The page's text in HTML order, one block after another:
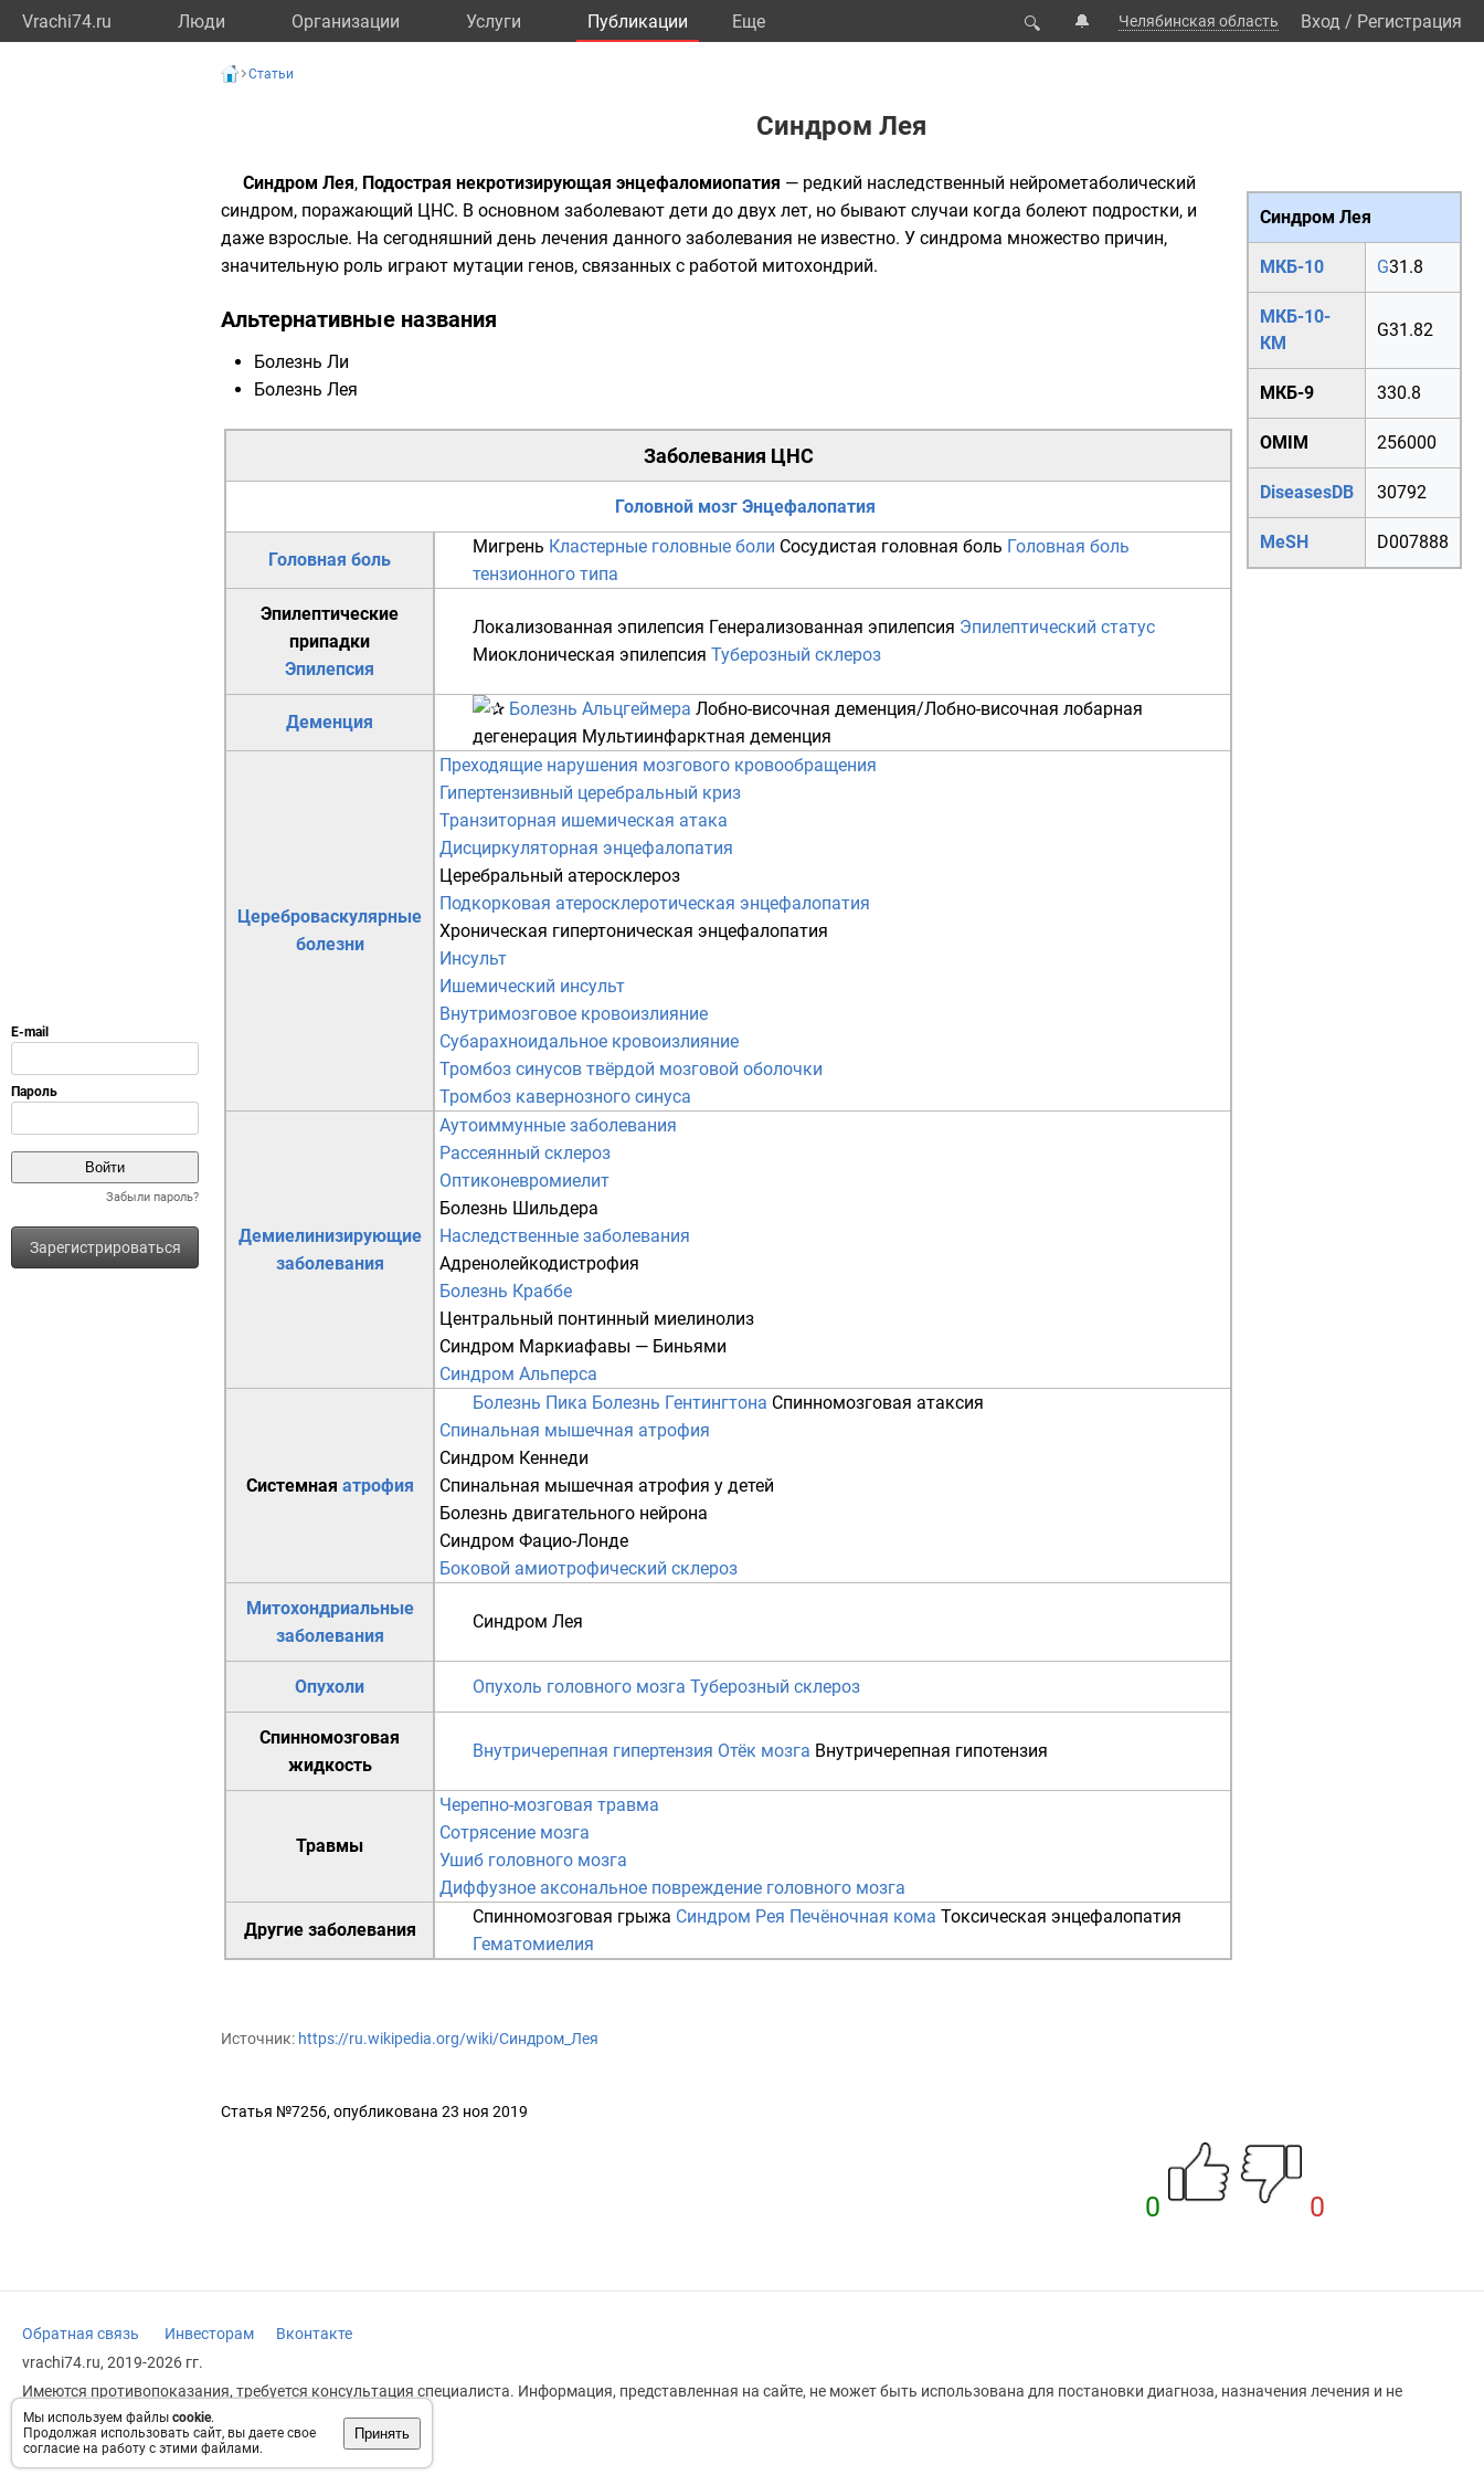
Vrachi74.ru Люди Организации Услуги Публикации Eще 🔍 🔔 Челябинская область Вход / Регистрация
Забыли пароль?
Зарегистрироваться
Мы используем файлы cookie.
Продолжая использовать сайт, вы даете свое
согласие на работу с этими файлами.
Принять
Статьи
Синдром Лея
Синдром Лея
МКБ-10 G31.8
МКБ-10-
КМ
G31.82
МКБ-9 330.8
OMIM 256000
DiseasesDB 30792
MeSH D007888
Синдром Лея, Подострая некротизирующая энцефаломиопатия — редкий наследственный нейрометаболический
синдром, поражающий ЦНС. В основном заболевают дети до двух лет, но бывают случаи когда болеют подростки, и
даже взрослые. На сегодняшний день лечения данного заболевания не известно. У синдрома множество причин,
значительную роль играют мутации генов, связанных с работой митохондрий.
Альтернативные названия
Болезнь Ли
Болезнь Лея
Заболевания ЦНС
Головной мозг Энцефалопатия
Головная боль
Мигрень Кластерные головные боли Сосудистая головная боль Головная боль
тензионного типа
Эпилептические
припадки
Эпилепсия
Локализованная эпилепсия Генерализованная эпилепсия Эпилептический статус
Миоклоническая эпилепсия Туберозный склероз
Деменция
Болезнь Альцгеймера Лобно-височная деменция/Лобно-височная лобарная
дегенерация Мультиинфарктная деменция
Цереброваскулярные
болезни
Преходящие нарушения мозгового кровообращения
Гипертензивный церебральный криз
Транзиторная ишемическая атака
Дисциркуляторная энцефалопатия
Церебральный атеросклероз
Подкорковая атеросклеротическая энцефалопатия
Хроническая гипертоническая энцефалопатия
Инсульт
Ишемический инсульт
Внутримозговое кровоизлияние
Субарахноидальное кровоизлияние
Тромбоз синусов твёрдой мозговой оболочки
Тромбоз кавернозного синуса
Демиелинизирующие
заболевания
Аутоиммунные заболевания
Рассеянный склероз
Оптиконевромиелит
Болезнь Шильдера
Наследственные заболевания
Адренолейкодистрофия
Болезнь Краббе
Центральный понтинный миелинолиз
Синдром Маркиафавы — Биньями
Синдром Альперса
Системная атрофия
Болезнь Пика Болезнь Гентингтона Спинномозговая атаксия
Спинальная мышечная атрофия
Синдром Кеннеди
Спинальная мышечная атрофия у детей
Болезнь двигательного нейрона
Синдром Фацио-Лонде
Боковой амиотрофический склероз
Митохондриальные
заболевания
Синдром Лея
Опухоли Опухоль головного мозга Туберозный склероз
Спинномозговая
жидкость
Внутричерепная гипертензия Отёк мозга Внутричерепная гипотензия
Травмы
Черепно-мозговая травма
Сотрясение мозга
Ушиб головного мозга
Диффузное аксональное повреждение головного мозга
Другие заболевания
Спинномозговая грыжа Синдром Рея Печёночная кома Токсическая энцефалопатия
Гематомиелия
Источник: https://ru.wikipedia.org/wiki/Синдром_Лея
Статья №7256, опубликована 23 ноя 2019
0 0
Обратная связь Инвесторам
Вконтакте
vrachi74.ru, 2019-2026 гг.
Имеются противопоказания, требуется консультация специалиста. Информация, представленная на сайте, не может быть использована для постановки диагноза, назначения лечения и не
заменяет прием врача.
Возрастное ограничение: 18+